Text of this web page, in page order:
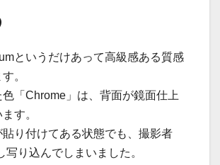
というだけあって高級感ある質感
。
「Chrome」は、背面が鏡面仕上
す。
り付けてある状態でも、撮影者
写り込んでしまいました。